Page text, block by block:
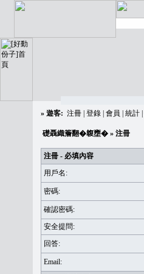
» 遊客: 注冊 登錄 會員 統計
礎聶織簷翻�䪖壅� » 注冊
注冊 - 必填內容
用戶名:
密碼:
確認密碼:
安全提問:
回答:
Email: